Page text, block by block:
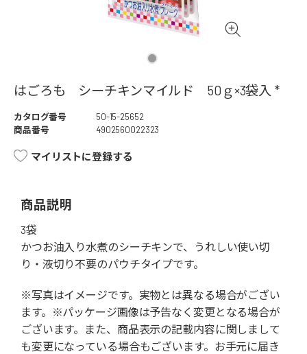
はごろも シーチキンマイルド 50ｇ×3袋入 *
カタログ番号
50-15-25652
商品番号
4902560022323
マイリストに登録する
商品説明
3袋
かつお油入り水煮のシーチキンで、うれしい使い切
り・液切り不要のパウチタイプです。
※写真はイメージです。実物とは異なる場合がござい
ます。※パッケージ画像は予告なく変更となる場合が
ございます。また、商品表示の記載内容に関しまして
も変更になっている場合もございます。お手元に届き